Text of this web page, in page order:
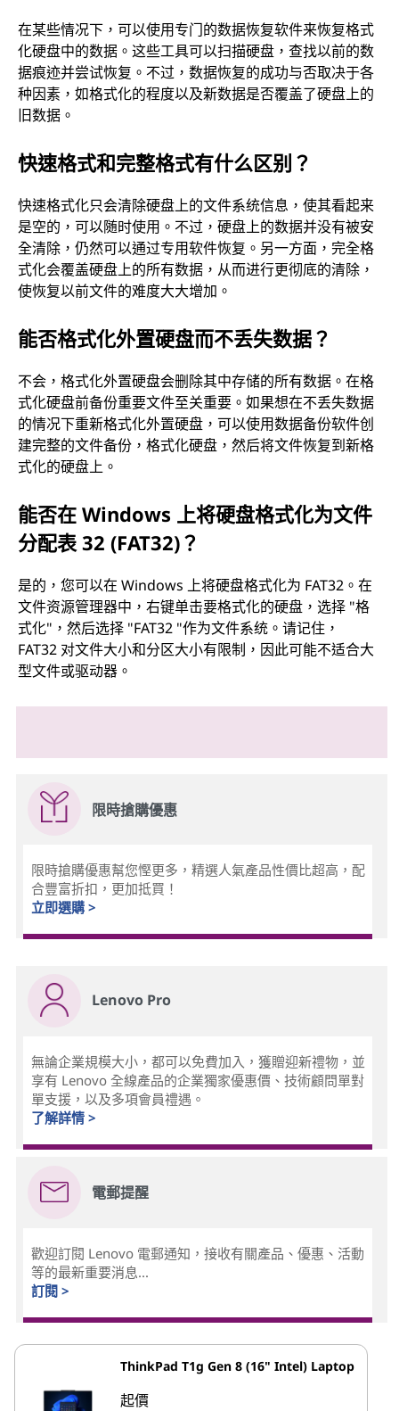
在某些情况下，可以使用专门的数据恢复软件来恢复格式
化硬盘中的数据。这些工具可以扫描硬盘，查找以前的数
据痕迹并尝试恢复。不过，数据恢复的成功与否取决于各
种因素，如格式化的程度以及新数据是否覆盖了硬盘上的
旧数据。
快速格式和完整格式有什么区别？
快速格式化只会清除硬盘上的文件系统信息，使其看起来
是空的，可以随时使用。不过，硬盘上的数据并没有被安
全清除，仍然可以通过专用软件恢复。另一方面，完全格
式化会覆盖硬盘上的所有数据，从而进行更彻底的清除，
使恢复以前文件的难度大大增加。
能否格式化外置硬盘而不丢失数据？
不会，格式化外置硬盘会删除其中存储的所有数据。在格
式化硬盘前备份重要文件至关重要。如果想在不丢失数据
的情况下重新格式化外置硬盘，可以使用数据备份软件创
建完整的文件备份，格式化硬盘，然后将文件恢复到新格
式化的硬盘上。
能否在 Windows 上将硬盘格式化为文件
分配表 32 (FAT32)？
是的，您可以在 Windows 上将硬盘格式化为 FAT32。在
文件资源管理器中，右键单击要格式化的硬盘，选择 "格
式化"，然后选择 "FAT32 "作为文件系统。请记住，
FAT32 对文件大小和分区大小有限制，因此可能不适合大
型文件或驱动器。
限時搶購優惠
限時搶購優惠幫您慳更多，精選人氣產品性價比超高，配
合豐富折扣，更加抵買！
立即選購 >
Lenovo Pro
無論企業規模大小，都可以免費加入，獲贈迎新禮物，並
享有 Lenovo 全線產品的企業獨家優惠價、技術顧問單對
單支援，以及多項會員禮遇。
了解詳情 >
電郵提醒
歡迎訂閱 Lenovo 電郵通知，接收有關產品、優惠、活動
等的最新重要消息...
訂閱 >
ThinkPad T1g Gen 8 (16" Intel) Laptop
起價